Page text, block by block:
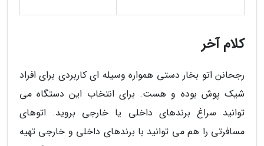
کلام آخر
رجحانن اتو بخار دستی همواره وسیله ای کاربردی برای افراد
شیک پوش بوده و هست. برای انتخاب این دستگاه می
توانید سراغ برندهای داخلی یا خارجی بروید. اتوهای
مسافرتی را هم می توانید با برندهای داخلی و خارجی تهیه